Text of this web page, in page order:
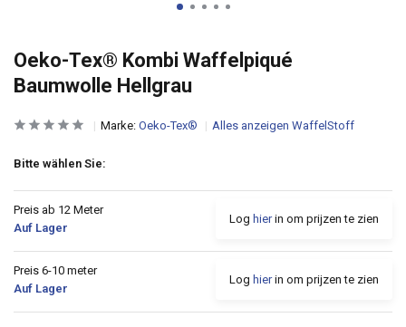
Oeko-Tex® Kombi Waffelpiqué
Baumwolle Hellgrau
Marke: Oeko-Tex® Alles anzeigen WaffelStoff
Bitte wählen Sie:
Preis ab 12 Meter
Auf Lager
Log hierin om prijzen te zien
Preis 6-10 meter
Auf Lager
Log hierin om prijzen te zien